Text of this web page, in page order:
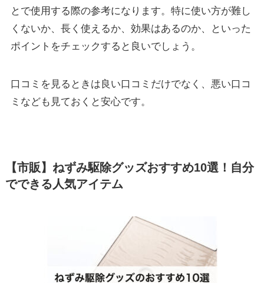
とで使用する際の参考になります。特に使い方が難し
くないか、長く使えるか、効果はあるのか、といった
ポイントをチェックすると良いでしょう。
口コミを見るときは良い口コミだけでなく、悪い口コ
ミなども見ておくと安心です。
【市販】ねずみ駆除グッズおすすめ10選！自分
でできる人気アイテム